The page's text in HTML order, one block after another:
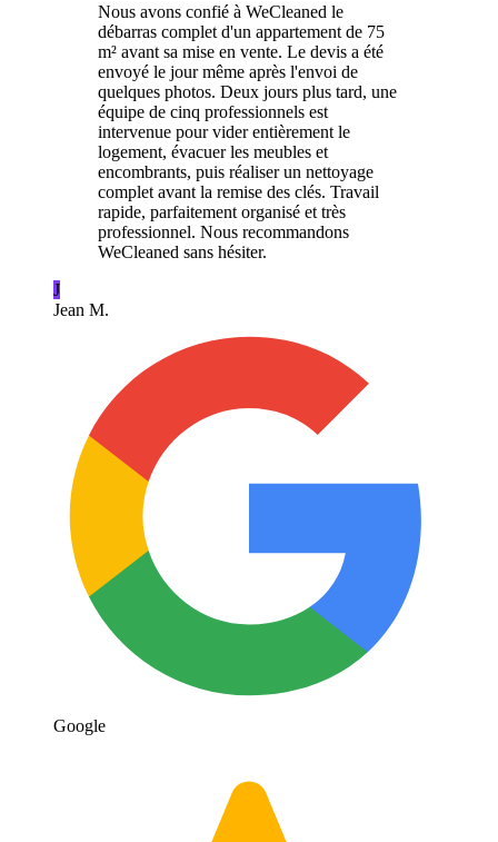
Nous avons confié à WeCleaned le
débarras complet d'un appartement de 75
m² avant sa mise en vente. Le devis a été
envoyé le jour même après l'envoi de
quelques photos. Deux jours plus tard, une
équipe de cinq professionnels est
intervenue pour vider entièrement le
logement, évacuer les meubles et
encombrants, puis réaliser un nettoyage
complet avant la remise des clés. Travail
rapide, parfaitement organisé et très
professionnel. Nous recommandons
WeCleaned sans hésiter.
J
Jean M.
Google